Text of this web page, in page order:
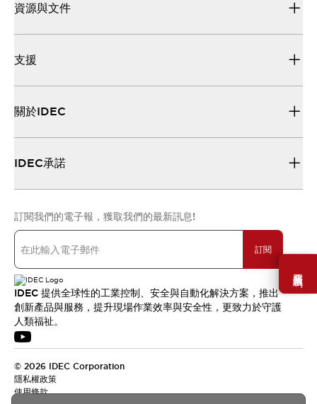
需要幫助嗎？
資源與文件
支援
關於IDEC
IDEC承諾
訂閱我們的電子報，獲取我們的最新訊息!
訂閱
IDEC 提供全球性的工業控制、安全與自動化解決方案，推出
創新產品與服務，提升現場作業效率與安全性，更致力於守護
人類福祉。
© 2026 IDEC Corporation
隱私權政策
使用條款